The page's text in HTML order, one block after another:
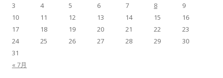
« 7月
3
4 5 6 7 8
9
10
11 12 13 14 15
16
17
18 19 20 21 22
23
24
25 26 27 28 29
30
31